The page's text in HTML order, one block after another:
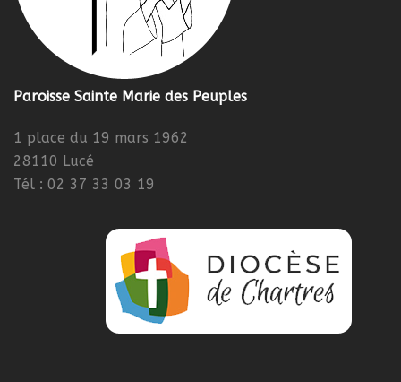
Paroisse Sainte Marie des Peuples
1 place du 19 mars 1962
28110 Lucé
Tél : 02 37 33 03 19